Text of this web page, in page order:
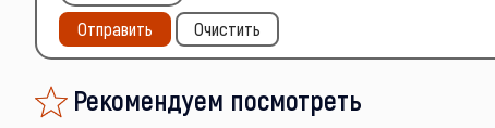
Отправить Очистить
Рекомендуем посмотреть